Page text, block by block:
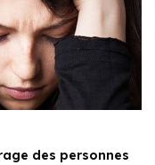
des personnes